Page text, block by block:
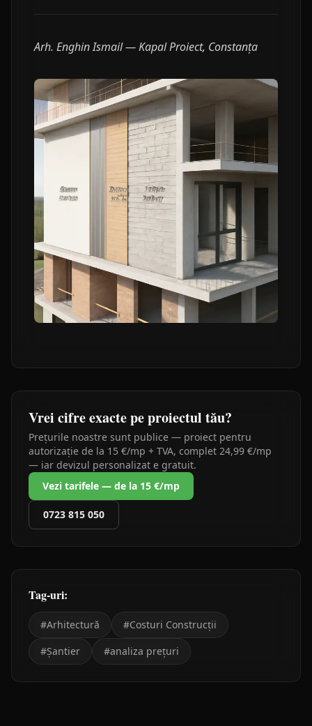
Arh. Enghin Ismail — Kapal Proiect, Constanța
Vrei cifre exacte pe proiectul tău?
Prețurile noastre sunt publice — proiect pentru
autorizație de la 15 €/mp + TVA, complet 24,99 €/mp
— iar devizul personalizat e gratuit.
Vezi tarifele — de la 15 €/mp
0723 815 050
Tag-uri:
#Arhitectură #Costuri Construcții
#Șantier #analiza prețuri